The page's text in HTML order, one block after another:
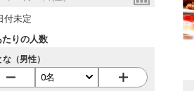
付未定
たりの人数
な（男性）